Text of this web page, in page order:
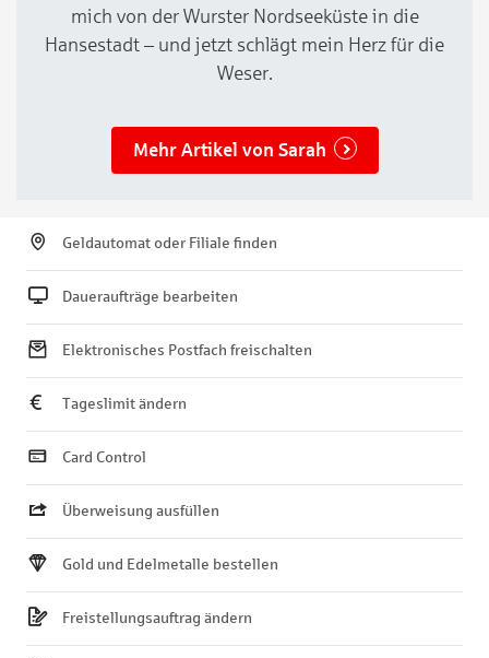
mich von der Wurster Nordseeküste in die
Hansestadt – und jetzt schlägt mein Herz für die
Weser.
Mehr Artikel von Sarah
Geldautomat oder Filiale finden
Daueraufträge bearbeiten
Elektronisches Postfach freischalten
Tageslimit ändern
Card Control
Überweisung ausfüllen
Gold und Edelmetalle bestellen
Freistellungsauftrag ändern